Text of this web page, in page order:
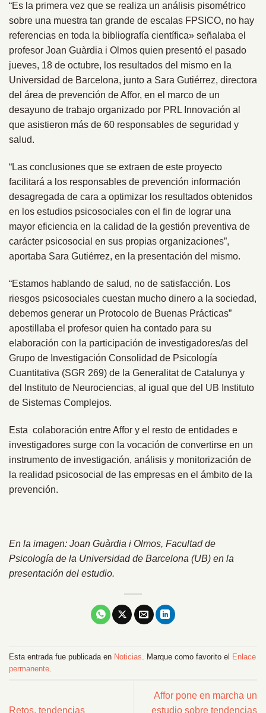
“Es la primera vez que se realiza un análisis pisométrico
sobre una muestra tan grande de escalas FPSICO, no hay
referencias en toda la bibliografía científica» señalaba el
profesor Joan Guàrdia i Olmos quien presentó el pasado
jueves, 18 de octubre, los resultados del mismo en la
Universidad de Barcelona, junto a Sara Gutiérrez, directora
del área de prevención de Affor, en el marco de un
desayuno de trabajo organizado por PRL Innovación al
que asistieron más de 60 responsables de seguridad y
salud.
“Las conclusiones que se extraen de este proyecto
facilitará a los responsables de prevención información
desagregada de cara a optimizar los resultados obtenidos
en los estudios psicosociales con el fin de lograr una
mayor eficiencia en la calidad de la gestión preventiva de
carácter psicosocial en sus propias organizaciones”,
aportaba Sara Gutiérrez, en la presentación del mismo.
“Estamos hablando de salud, no de satisfacción. Los
riesgos psicosociales cuestan mucho dinero a la sociedad,
debemos generar un Protocolo de Buenas Prácticas”
apostillaba el profesor quien ha contado para su
elaboración con la participación de investigadores/as del
Grupo de Investigación Consolidad de Psicología
Cuantitativa (SGR 269) de la Generalitat de Catalunya y
del Instituto de Neurociencias, al igual que del UB Instituto
de Sistemas Complejos.
Esta colaboración entre Affor y el resto de entidades e
investigadores surge con la vocación de convertirse en un
instrumento de investigación, análisis y monitorización de
la realidad psicosocial de las empresas en el ámbito de la
prevención.
En la imagen: Joan Guàrdia i Olmos, Facultad de
Psicología de la Universidad de Barcelona (UB) en la
presentación del estudio.
Esta entrada fue publicada en Noticias . Marque como favorito el Enlace
permanente
Retos, tendencias
Affor pone en marcha un
estudio sobre tendencias